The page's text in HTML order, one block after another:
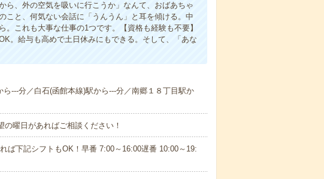
ら、外の空気を吸いに行こうか」なんて、おばあちゃ
こと、何気ない会話に「うんうん」と耳を傾ける。中
これも大事な仕事の1つです。【資格も経験も不要】
。給与も高めで土日休みにもできる。そして、「あな
---分／白石(函館本線)駅から---分／南郷１８丁目駅か
曜日があればご相談ください！
ば下記シフトもOK！早番 7:00～16:00遅番 10:00～19: